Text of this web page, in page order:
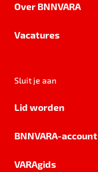
Over BNNVARA
Vacatures
Sluit je aan
Lid worden
BNNVARA-account
VARAgids